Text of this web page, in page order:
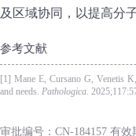
及区域协同，以提高分
参考文献
[1] Mane E, Cursano G, Venetis
and needs. Pathologica.
审批编号：CN-184157 有效